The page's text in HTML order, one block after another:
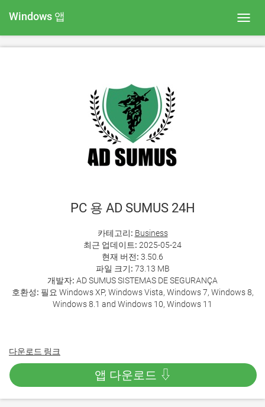
Windows 앱
PC 용 AD SUMUS 24H
카테고리: Business
최근 업데이트: 2025-05-24
현재 버전: 3.50.6
파일 크기: 73.13 MB
개발자: AD SUMUS SISTEMAS DE SEGURANÇA
호환성: 필요 Windows XP, Windows Vista, Windows 7, Windows 8,
Windows 8.1 and Windows 10, Windows 11
다운로드 링크
앱 다운로드 ⇩